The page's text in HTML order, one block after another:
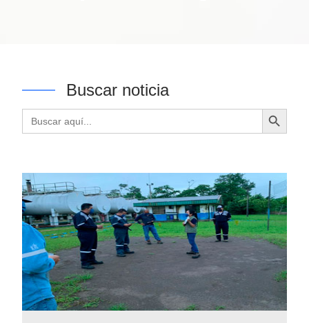
Buscar noticia
Buscar: Botón de búsqueda